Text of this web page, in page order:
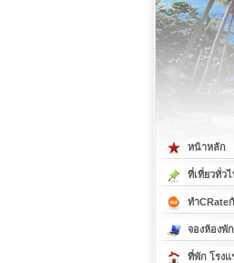
หน้าหลัก
ที่เที่ยวทั่ว
ทำCRate
จองห้องพั
ที่พัก โรงแ